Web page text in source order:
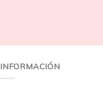
INFORMACIÓN